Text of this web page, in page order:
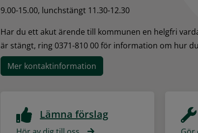
9.00-15.00, lunchstängt 11.30-12.30
Har du ett akut ärende till kommunen en helgfri
är stängt, ring 0371-810 00 för information om hur
Mer kontaktinformation
Lämna förslag